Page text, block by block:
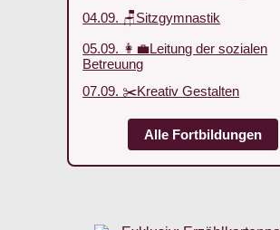
04.09. 🪑Sitzgymnastik
05.09. 👩‍💼Leitung der sozialen
Betreuung
07.09. ✂️Kreativ Gestalten
Alle Fortbildungen